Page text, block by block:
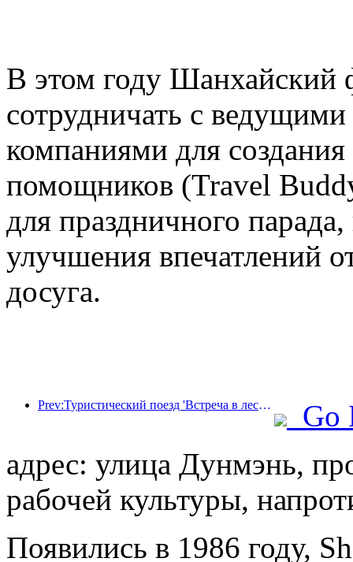
В этом году Шанхайский
сотрудничать с
компаниями для
помощников (Travel
для праздничного
улучшения впечатлений
досуга.
Prev:Туристический поезд 'Встреча в лесу Хулунбуир - Экспресс Дасинганлин - Поезд 'Звездный свет' - Путешествие в Тяньи' совершает свой первый рейс.
Go
адрес: улица Дунмэнь,
рабочей культуры,
Появились в 1986 году,